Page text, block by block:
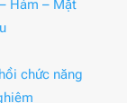
Hàm – Mặt
chức năng